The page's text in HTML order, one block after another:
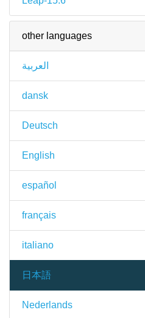
other languages
العربية
dansk
Deutsch
English
español
français
italiano
日本語
Nederlands